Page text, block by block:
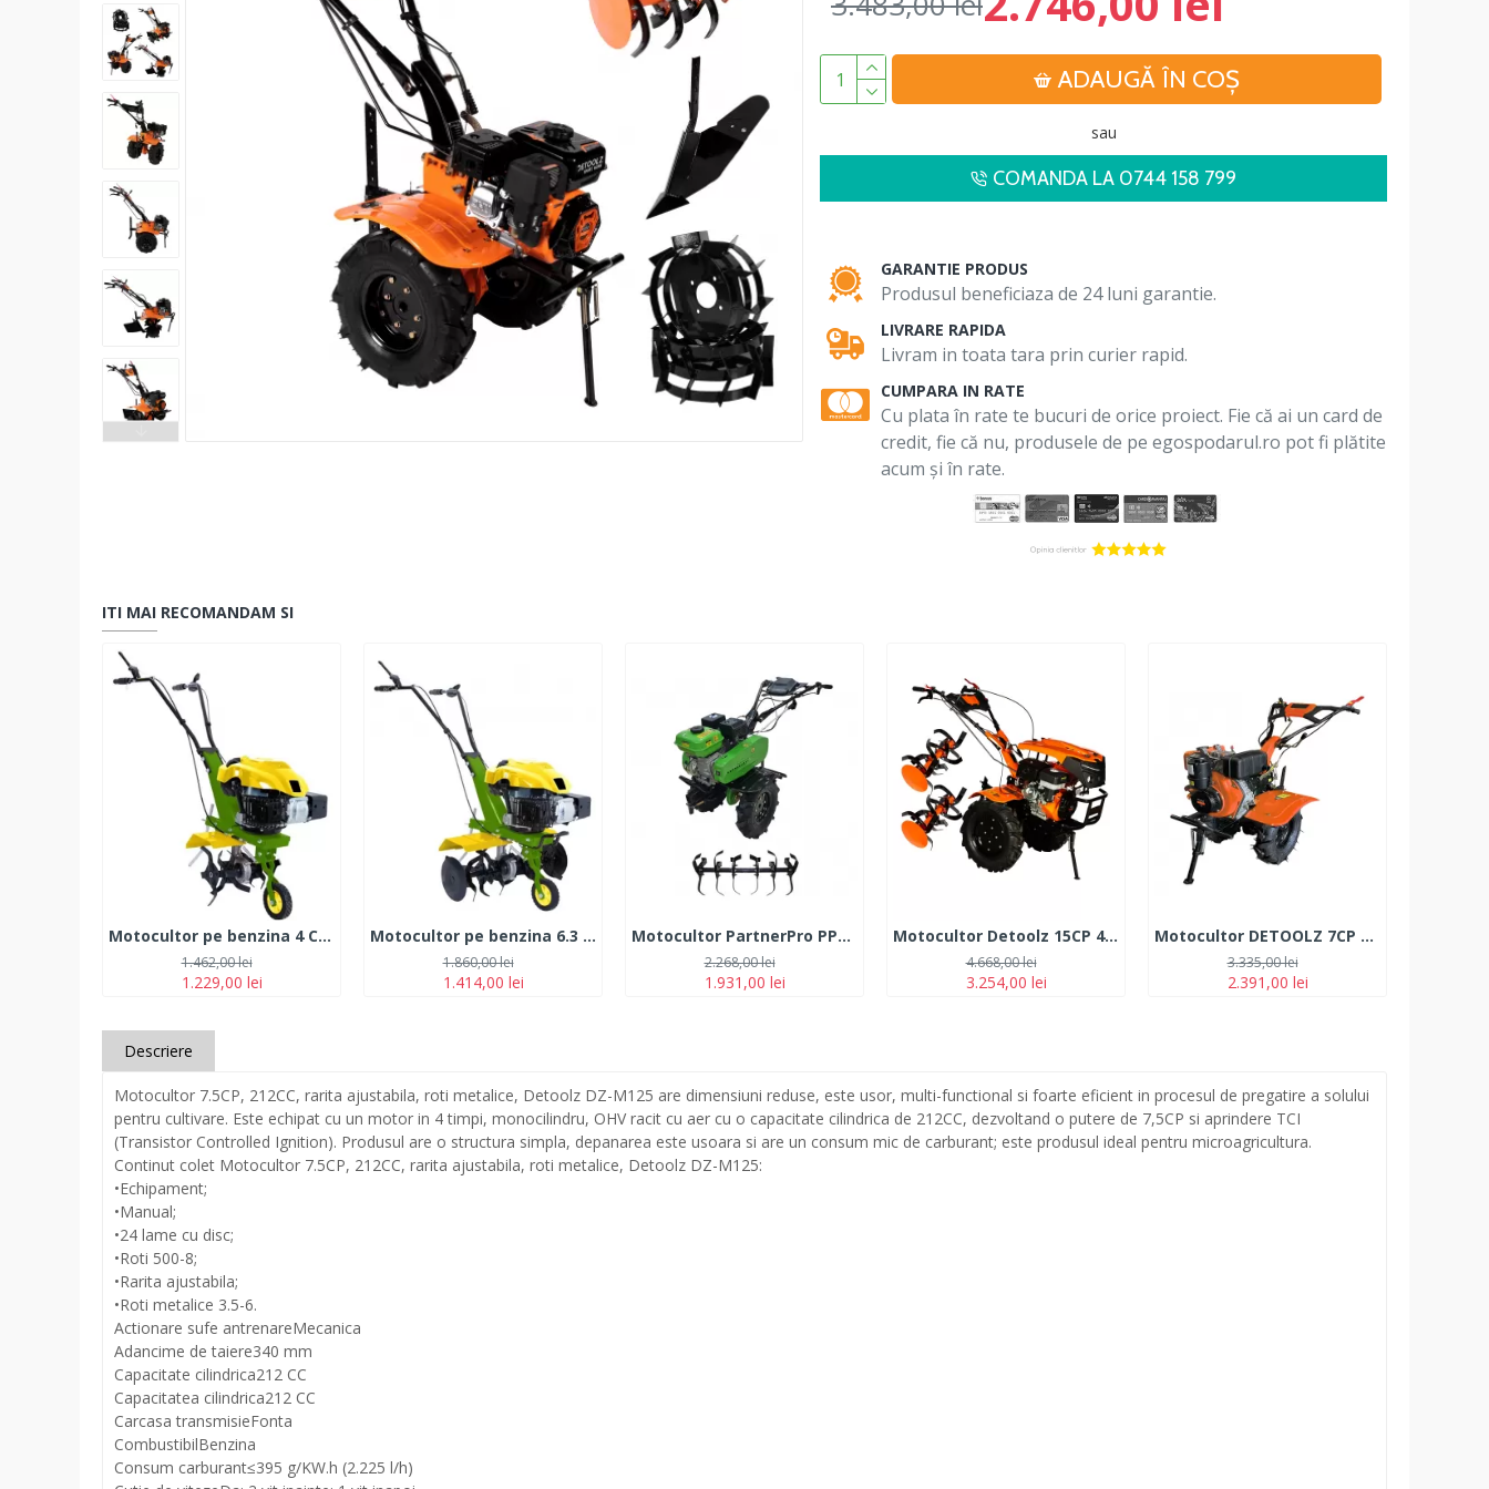
ADAUGĂ ÎN COŞ
sau
COMANDA LA 0744 158 799
GARANTIE PRODUS
Produsul beneficiaza de 24 luni garantie.
LIVRARE RAPIDA
Livram in toata tara prin curier rapid.
CUMPARA IN RATE
Cu plata în rate te bucuri de orice proiect. Fie că ai un card de
credit, fie că nu, produsele de pe egospodarul.ro pot fi plătite
acum și în rate.
ITI MAI RECOMANDAM SI
Motocultor pe benzina 4 CP, 4 timpi, PartnerPro PT1
1.229,00 lei
1.462,00 lei
Motocultor pe benzina 6.3 CP, 4 timpi, PartnerPro PT2
1.414,00 lei
1.860,00 lei
Motocultor PartnerPro PPT-901, 210CC, 7CP, 4T, 3600 RPM
1.931,00 lei
2.268,00 lei
Motocultor Detoolz 15CP 420CC Benzina, 4T, 3 viteze, pornire manuală, cu roți s
3.254,00 lei
4.668,00 lei
Motocultor DETOOLZ 7CP 280CC, motorina, 4T, 3 viteze, pornire manuala, cu roti
2.391,00 lei
3.335,00 lei
Descriere
Motocultor 7.5CP, 212CC, rarita ajustabila, roti metalice, Detoolz DZ-M125 are dimensiuni reduse, este usor, multi-functional si foarte eficient in procesul de pregatire a solului
pentru cultivare. Este echipat cu un motor in 4 timpi, monocilindru, OHV racit cu aer cu o capacitate cilindrica de 212CC, dezvoltand o putere de 7,5CP si aprindere TCI
(Transistor Controlled Ignition). Produsul are o structura simpla, depanarea este usoara si are un consum mic de carburant; este produsul ideal pentru microagricultura.
Continut colet Motocultor 7.5CP, 212CC, rarita ajustabila, roti metalice, Detoolz DZ-M125:
•Echipament;
•Manual;
•24 lame cu disc;
•Roti 500-8;
•Rarita ajustabila;
•Roti metalice 3.5-6.
Actionare sufe antrenareMecanica
Adancime de taiere340 mm
Capacitate cilindrica212 CC
Capacitatea cilindrica212 CC
Carcasa transmisieFonta
CombustibilBenzina
Consum carburant≤395 g/KW.h (2.225 l/h)